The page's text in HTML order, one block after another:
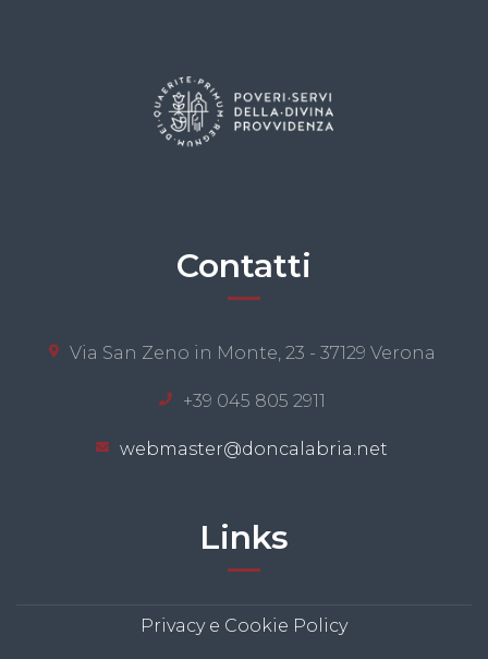
Contatti
Via San Zeno in Monte, 23 - 37129 Verona
+39 045 805 2911
webmaster@doncalabria.net
Links
Privacy e Cookie Policy